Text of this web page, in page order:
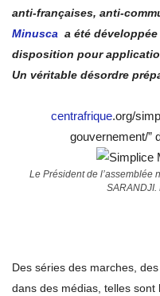
anti-françaises, anti-
Minusca a été
disposition pour
Un véritable désordre
centrafrique.org/
gouvernement/”
Le Président de l’assemblée
SARANDJI.
Des séries des marches,
dans des médias, telles